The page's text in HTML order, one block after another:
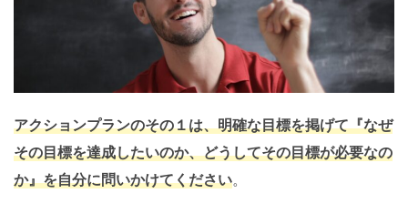
アクションプランのその１は、明確な目標を掲げて『なぜ
その目標を達成したいのか、どうしてその目標が必要なの
か』を自分に問いかけてください。